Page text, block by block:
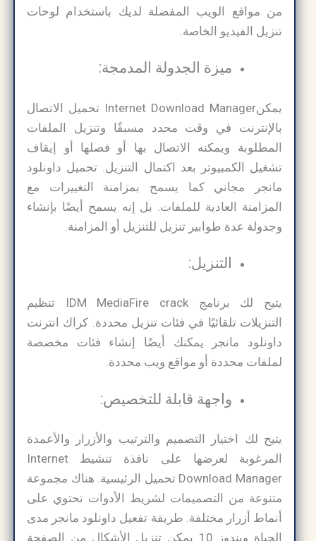
من مواقع الويب المفضلة لديك باستخدام لوحات
تنزيل الفيديو الخاصة.
ميزة الجدولة المدمجة:
يمكنInternet Download Manager تحميل الاتصال
بالإنترنت في وقت محدد مسبقًا وتنزيل الملفات
المطلوبة ويمكنه الاتصال بها أو فصلها أو إيقاف
تشغيل الكمبيوتر بعد اكتمال التنزيل. تحميل داونلود
مانجر مجاني كما يسمح بمزامنة التغييرات مع
المزامنة العادية للملفات. بل إنه يسمح أيضًا بإنشاء
وجدولة عدة طوابير تنزيل للتنزيل أو المزامنة.
التنزيل:
يتيح لك برنامج IDM MediaFire crack تنظيم
التنزيلات تلقائيًا في فئات تنزيل محددة. كراك انترنت
داونلود مانجر يمكنك أيضًا إنشاء فئات مخصصة
لملفات محددة أو مواقع ويب محددة.
واجهة قابلة للتخصيص:
يتيح لك اختيار التصميم والترتيب والأزرار والأعمدة
المرغوبة لعرضها على نافذة تنشيط Internet
Download Manager تحميل الرئيسية. هناك مجموعة
متنوعة من التصميمات لشريط الأدوات تحتوي على
أنماط أزرار مختلفة. طريقة تفعيل داونلود مانجر مدى
الحياة ويندوز 10 يمكن تنزيل الأشكال من الصفحة